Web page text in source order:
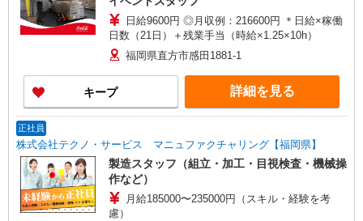
日給9600円 ◎月収例：216600円 ＊日給×稼働
日数（21日）＋残業手当（時給×1.25×10h）
福岡県直方市感田1881-1
キープ 詳細を見る
正社員
株式会社テクノ・サービス マニュファクチャリング【福岡県】
製造スタッフ（組立・加工・目視検査・機械操
作など）
月給185000〜235000円（スキル・経験を考
慮）